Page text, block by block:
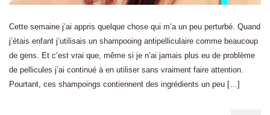
Cette semaine j’ai appris quelque chose qui m’a un peu perturbé. Quand
j’étais enfant j’utilisais un shampooing antipelliculaire comme beaucoup
de gens. Et c’est vrai que, même si je n’ai jamais plus eu de problème
de pellicules j’ai continué à en utiliser sans vraiment faire attention.
Pourtant, ces shampoings contiennent des ingrédients un peu […]